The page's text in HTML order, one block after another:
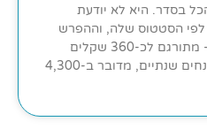
בסדר. היא לא יודעת
זיכוי לפי הסטטוס שלה, וההפרש
הזה – 1.5 נקודות לחודש – מתורגם לכ-360 שקלים
בחודש שהיא מפסידה. במונחים שנתיים, מדובר ב-4,300